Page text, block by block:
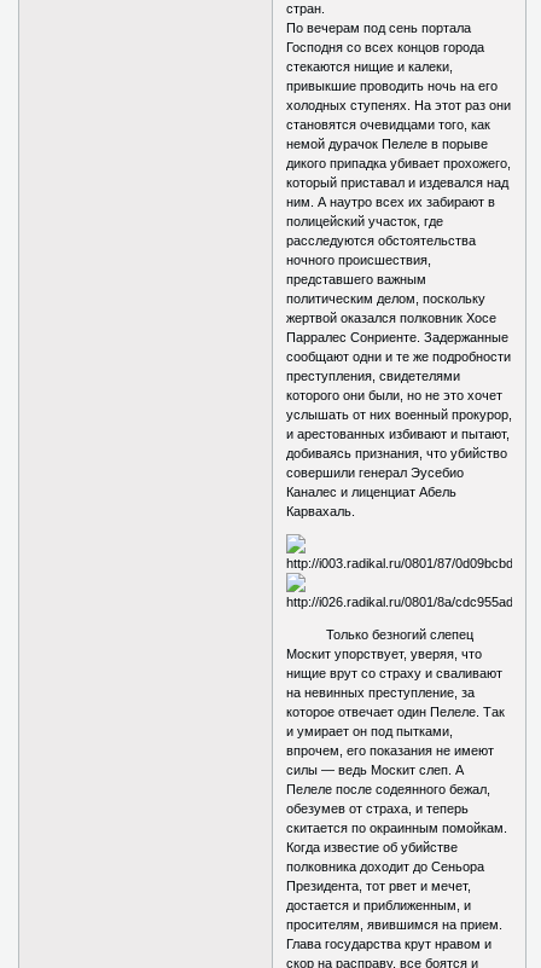
стран.
По вечерам под сень портала
Господня со всех концов города
стекаются нищие и калеки,
привыкшие проводить ночь на его
холодных ступенях. На этот раз они
становятся очевидцами того, как
немой дурачок Пелеле в порыве
дикого припадка убивает прохожего,
который приставал и издевался над
ним. А наутро всех их забирают в
полицейский участок, где
расследуются обстоятельства
ночного происшествия,
представшего важным
политическим делом, поскольку
жертвой оказался полковник Хосе
Парралес Сонриенте. Задержанные
сообщают одни и те же подробности
преступления, свидетелями
которого они были, но не это хочет
услышать от них военный прокурор,
и арестованных избивают и пытают,
добиваясь признания, что убийство
совершили генерал Эусебио
Каналес и лиценциат Абель
Карвахаль.
Только безногий слепец
Москит упорствует, уверяя, что
нищие врут со страху и сваливают
на невинных преступление, за
которое отвечает один Пелеле. Так
и умирает он под пытками,
впрочем, его показания не имеют
силы — ведь Москит слеп. А
Пелеле после содеянного бежал,
обезумев от страха, и теперь
скитается по окраинным помойкам.
Когда известие об убийстве
полковника доходит до Сеньора
Президента, тот рвет и мечет,
достается и приближенным, и
просителям, явившимся на прием.
Глава государства крут нравом и
скор на расправу, все боятся и